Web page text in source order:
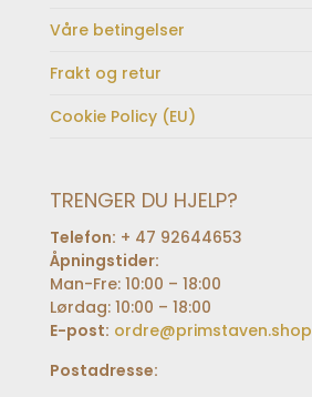
Våre betingelser
Frakt og retur
Cookie Policy (EU)
TRENGER DU HJELP?
Telefon: + 47 92644653
Åpningstider:
Man-Fre: 10:00 – 18:00
Lørdag: 10:00 – 18:00
E-post: ordre@primstaven.shop
Postadresse: